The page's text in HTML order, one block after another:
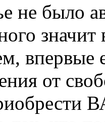
не было
впервые
от